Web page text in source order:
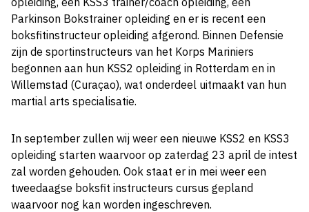
Parkinson Bokstrainer opleiding en er is recent een
boksfitinstructeur opleiding afgerond. Binnen Defensie
zijn de sportinstructeurs van het Korps Mariniers
begonnen aan hun KSS2 opleiding in Rotterdam en in
Willemstad (Curaçao), wat onderdeel uitmaakt van hun
martial arts specialisatie.
In september zullen wij weer een nieuwe KSS2 en KSS3
opleiding starten waarvoor op zaterdag 23 april de intest
zal worden gehouden. Ook staat er in mei weer een
tweedaagse boksfit instructeurs cursus gepland
waarvoor nog kan worden ingeschreven.